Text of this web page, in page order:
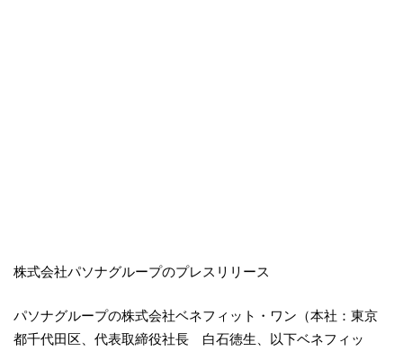
株式会社パソナグループのプレスリリース
パソナグループの株式会社ベネフィット・ワン（本社：東京
都千代田区、代表取締役社長 白石徳生、以下ベネフィッ